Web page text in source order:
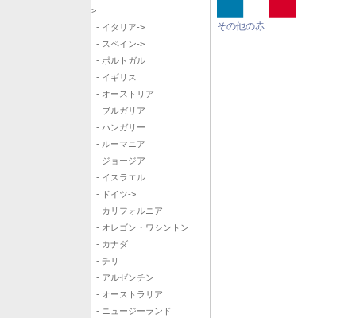
>
- イタリア->
- スペイン->
- ポルトガル
- イギリス
- オーストリア
- ブルガリア
- ハンガリー
- ルーマニア
- ジョージア
- イスラエル
- ドイツ->
- カリフォルニア
- オレゴン・ワシントン
- カナダ
- チリ
- アルゼンチン
- オーストラリア
- ニュージーランド
その他の赤